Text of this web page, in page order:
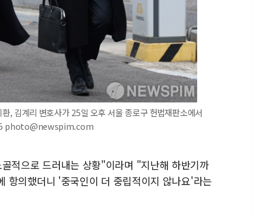
, 김계리 변호사가 25일 오후 서울 종로구 헌법재판소에서
photo@newspim.com
적으로 드러내는 상황"이라며 "지난해 하반기까
항의했더니 '중국인이 더 중립적이지 않나요'라는